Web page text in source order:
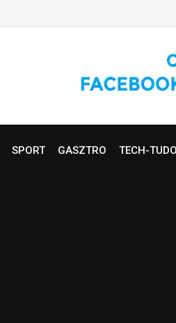
SPORT GASZTRO TECH-